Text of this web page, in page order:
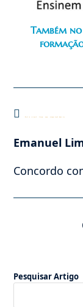
Também
Este post tem um comentário
Emanuel
Concordo
Pesquisar Artigo